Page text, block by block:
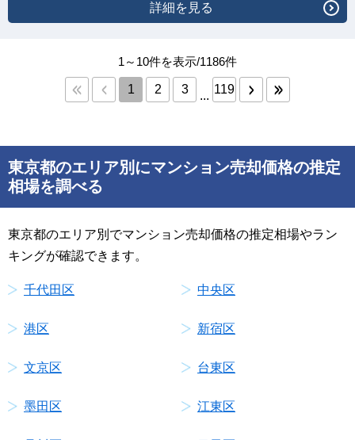
詳細を見る
1～10件を表示/1186件
1 2 3 ... 119
東京都のエリア別にマンション売却価格の推定
相場を調べる
東京都のエリア別でマンション売却価格の推定相場やラン
キングが確認できます。
千代田区 中央区
港区 新宿区
文京区 台東区
墨田区 江東区